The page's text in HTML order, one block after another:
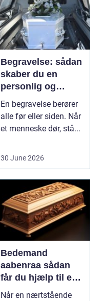
Begravelse: sådan
skaber du en
personlig og
respektfuld afsked
En begravelse berører
alle før eller siden. Når
et menneske dør, stå...
30 June 2026
Bedemand
aabenraa sådan
får du hjælp til en
værdig afsked
Når en nærtstående